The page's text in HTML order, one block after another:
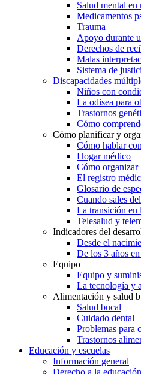
Salud mental
Medicamentos
Trauma
Apoyo durante
Derechos de
Malas
Sistema de
Discapacidades
Niños con
La odisea para
Trastornos
Cómo
Cómo planificar y
Cómo hablar
Hogar médico
Cómo organizar
El registro
Glosario de
Cuando sales
La transición en
Telesalud y
Indicadores del
Desde el
De los 3 años
Equipo
Equipo y
La tecnología y
Alimentación y salud
Salud bucal
Cuidado dental
Problemas para
Trastornos
Educación y escuelas
Información general
Derecho a la